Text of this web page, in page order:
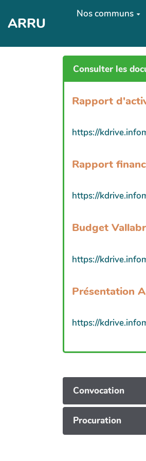
Aller au contenu principal
ARRU
Nos communs
Consulter les
Rapport
https://
Rapport
https://
Budget
https://
Présentation
https://
Convocation
Procuration